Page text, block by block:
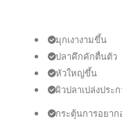
มุกเงางามขึ้น
ปลาคึกคักตื่นตัว
หัวใหญ่ขึ้น
ผิวปลาเปล่งประ
กระตุ้นการอยาก